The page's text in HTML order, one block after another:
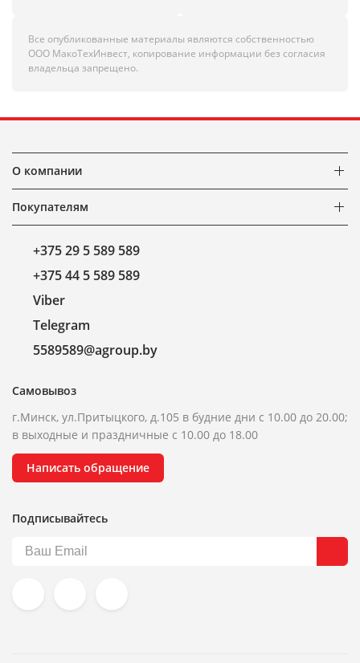
Все опубликованные материалы являются собственностью
ООО МакоТехИнвест, копирование информации без согласия
владельца запрещено.
О компании
Покупателям
+375 29 5 589 589
+375 44 5 589 589
Viber
Telegram
5589589@agroup.by
Самовывоз
г.Минск, ул.Притыцкого, д.105 в будние дни с 10.00 до 20.00;
в выходные и праздничные с 10.00 до 18.00
Написать обращение
Подписывайтесь